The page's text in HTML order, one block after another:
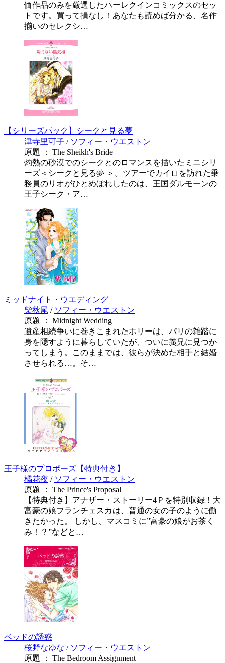
価作品のみを厳選したハーレクインコミックスのセッ
トです。買って損なし！あなたも読めば分かる、名作
揃いのセレクシ…
【シリーズパック】シークと見る夢
津寺里可子 / ソフィー・ウエストン
原題 ： The Sheikh's Bride
灼熱の砂漠でのシークとのロマンスを描いたミニシリ
ーズ＜シークと見る夢 ＞。ツアーでカイロを訪れた乗
務員のリオがひとめぼれしたのは、王国ダルモーンの
王子シーク・ア…
ミッドナイト・ウエディング
柴秋尾 / ソフィー・ウエストン
原題 ： Midnight Wedding
遺産相続争いに巻きこまれたホリーは、パリの雑踏に
身を隠すように暮らしていたが、ついに義兄に見つか
ってしまう。このままでは、彼らが決めた相手と結婚
させられる…。そ…
王子様のプロポーズ【特典付き】
橘花夜 / ソフィー・ウエストン
原題 ： The Prince's Proposal
【特典付き】アナザー・ストーリー4Ｐを特別収録！大
富豪の娘フランチェスカは、普通の女の子のように働
きたかった。 しかし、マスコミに”富豪の娘がお茶く
み！？”などと…
ベッドの誘惑
桜野なゆな / ソフィー・ウエストン
原題 ： The Bedroom Assignment